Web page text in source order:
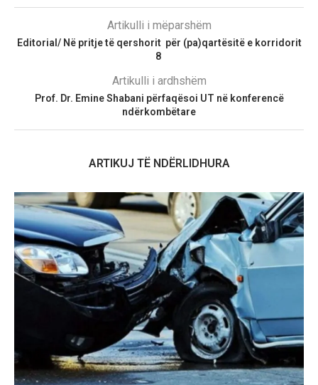
Artikulli i mëparshëm
Editorial/ Në pritje të qershorit për (pa)qartësitë e korridorit
8
Artikulli i ardhshëm
Prof. Dr. Emine Shabani përfaqësoi UT në konferencë
ndërkombëtare
ARTIKUJ TË NDËRLIDHURA